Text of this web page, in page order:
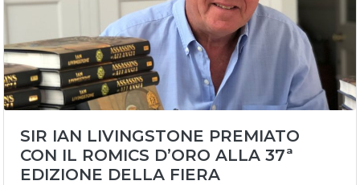
SIR IAN LIVINGSTONE PREMIATO
CON IL ROMICS D’ORO ALLA 37ª
EDIZIONE DELLA FIERA